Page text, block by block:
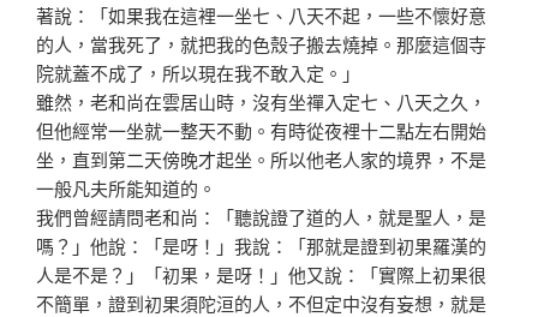
著說：「如果我在這裡一坐七、八天不起，一些不懷好意
的人，當我死了 ，就把我的色殼子搬去燒掉。那麼這個寺
院就蓋不成了，所以現在我不敢入定。」
雖然，老和尚在雲居山時，沒有坐禪入定七、八天之久，
但他經常一坐就一整天不動。有時從夜裡十二點左右開始
坐， 直到第二天傍晚才起坐。所以他老人家的境界，不是
一般凡夫所能知道的。
我們曾經請問老和尚：「聽說證了道的人，就是聖人，是
嗎 ？」他說：「是呀！」我說：「那就是證到初果羅漢的
人是不是？」「初果，是呀！」他又說：「實際上初果很
不簡單 ，證到初果須陀洹的人，不但定中沒有妄想，就是